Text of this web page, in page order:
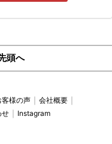
頭へ
客様の声
会社概要
せ Instagram